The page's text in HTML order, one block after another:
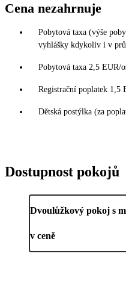
Cena nezahrnuje
Pobytová taxa (výše
vyhlášky kdykoliv i v
Pobytová taxa 2,5 EUR/
Registrační poplatek 1,5
Dětská postýlka (za
Dostupnost pokojů
Dvoulůžkový pokoj s
v ceně